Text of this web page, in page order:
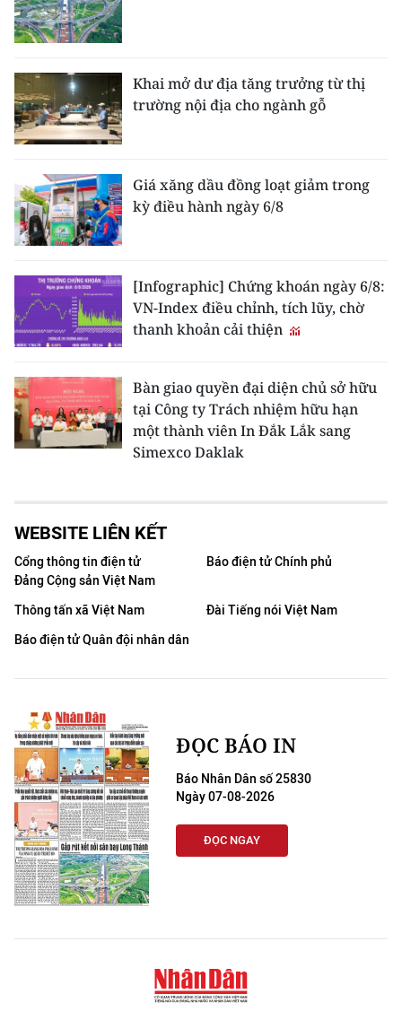
Khai mở dư địa tăng trưởng từ thị
trường nội địa cho ngành gỗ
Giá xăng dầu đồng loạt giảm trong
kỳ điều hành ngày 6/8
[Infographic] Chứng khoán ngày 6/8:
VN-Index điều chỉnh, tích lũy, chờ
thanh khoản cải thiện
Bàn giao quyền đại diện chủ sở hữu
tại Công ty Trách nhiệm hữu hạn
một thành viên In Đắk Lắk sang
Simexco Daklak
WEBSITE LIÊN KẾT
Cổng thông tin điện tử
Đảng Cộng sản Việt Nam
Báo điện tử Chính phủ
Thông tấn xã Việt Nam
Đài Tiếng nói Việt Nam
Báo điện tử Quân đội nhân dân
ĐỌC BÁO IN
Báo Nhân Dân số 25830
Ngày 07-08-2026
ĐỌC NGAY